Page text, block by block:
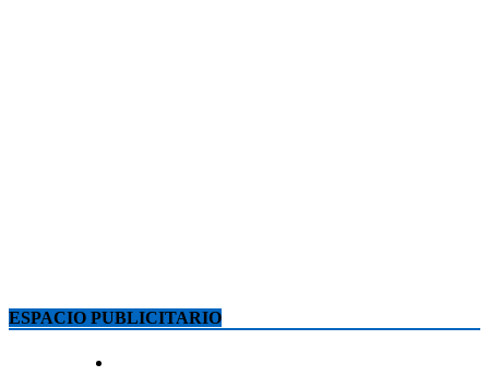
ESPACIO PUBLICITARIO